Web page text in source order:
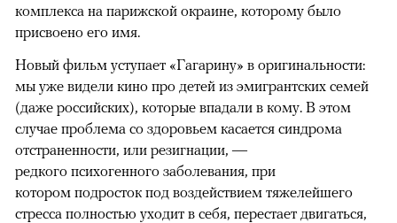
комплекса на парижской окраине, которому было
присвоено его имя.
Новый фильм уступает «Гагарину» в оригинальности:
мы уже видели кино про детей из эмигрантских семей
(даже российских), которые впадали в кому. В этом
случае проблема со здоровьем касается синдрома
отстраненности, или резигнации, —
редкого психогенного заболевания, при
котором подросток под воздействием тяжелейшего
стресса полностью уходит в себя, перестает двигаться,